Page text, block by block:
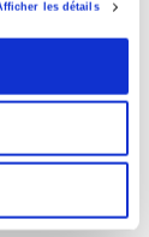
les détails